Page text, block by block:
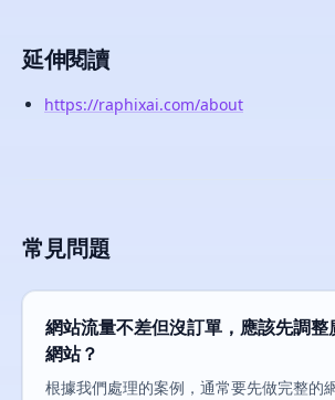
延伸閱讀
https://raphixai.com/about
常見問題
網站流量不差但沒訂單，應該先調整
網站？
根據我們處理的案例，通常要先做完整的